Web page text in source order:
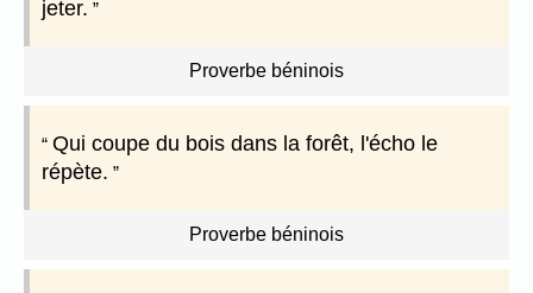
jeter.
Proverbe béninois
Qui coupe du bois dans la forêt, l'écho le
répète.
Proverbe béninois